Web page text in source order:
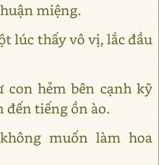
miệng.
lúc thấy vô vị, lắc đầu
con hẻm bên cạnh kỹ
tiếng ồn ào.
muốn làm hoa